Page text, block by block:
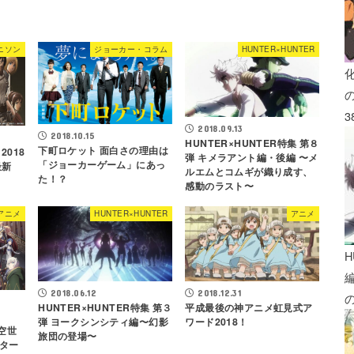
ソン ジョーカー・コラム
2018.10.15
下町ロケット 面白さの理由は
「ジョーカーゲーム」にあっ
た！？
HUNTER×HUNTER
2018.09.13
HUNTER×HUNTER特集 第８
弾 キメラアント編・後編 〜メ
ルエムとコムギが織り成す、
感動のラスト〜
ニメ
世
ー
HUNTER×HUNTER
2018.06.12
HUNTER×HUNTER特集 第３
弾 ヨークシンシティ編〜幻影
旅団の登場〜
アニメ
2018.12.31
平成最後の神アニメ虹見式ア
ワード2018！